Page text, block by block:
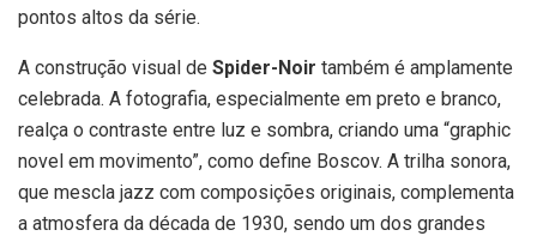
pontos altos da série.
A construção visual de Spider-Noir também é amplamente
celebrada. A fotografia, especialmente em preto e branco,
realça o contraste entre luz e sombra, criando uma “graphic
novel em movimento”, como define Boscov. A trilha sonora,
que mescla jazz com composições originais, complementa
a atmosfera da década de 1930, sendo um dos grandes